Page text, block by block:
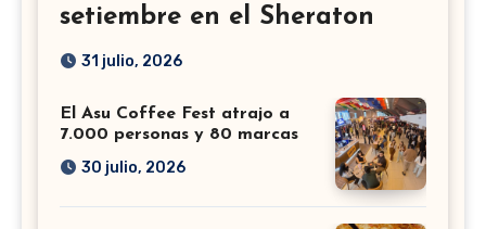
setiembre en el Sheraton
31 julio, 2026
El Asu Coffee Fest atrajo a
7.000 personas y 80 marcas
30 julio, 2026